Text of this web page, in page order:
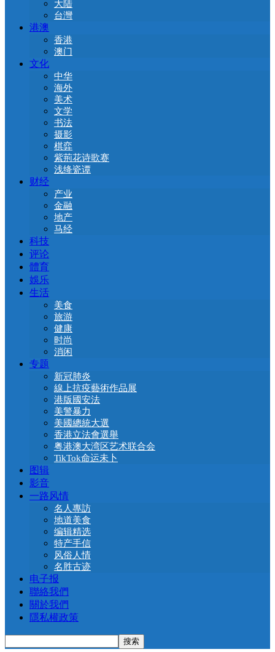
大陆
台灣
港澳
香港
澳门
文化
中华
海外
美术
文学
书法
摄影
棋弈
紫荊花诗歌赛
浅绛瓷谭
财经
产业
金融
地产
马经
科技
评论
體育
娛乐
生活
美食
旅游
健康
时尚
消闲
专题
新冠肺炎
線上抗疫藝術作品展
港版國安法
美警暴力
美國總統大選
香港立法會選舉
粤港澳大湾区艺术联合会
TikTok命运未卜
图辑
影音
一路风情
名人專訪
地道美食
编辑精选
特产手信
风俗人情
名胜古迹
电子报
聯絡我們
關於我們
隱私權政策